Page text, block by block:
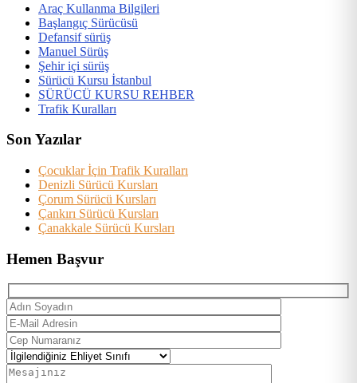
Araç Kullanma Bilgileri
Başlangıç Sürücüsü
Defansif sürüş
Manuel Sürüş
Şehir içi sürüş
Sürücü Kursu İstanbul
SÜRÜCÜ KURSU REHBER
Trafik Kuralları
Son Yazılar
Çocuklar İçin Trafik Kuralları
Denizli Sürücü Kursları
Çorum Sürücü Kursları
Çankırı Sürücü Kursları
Çanakkale Sürücü Kursları
Hemen Başvur